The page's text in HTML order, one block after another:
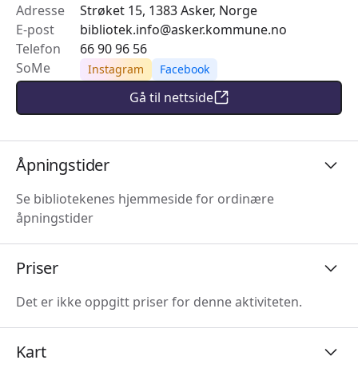
Adresse
Strøket 15, 1383 Asker, Norge
E-post
bibliotek.info@asker.kommune.no
Telefon
66 90 96 56
SoMe
Instagram Facebook
Gå til nettside
Åpningstider
Se bibliotekenes hjemmeside for ordinære
åpningstider
Priser
Det er ikke oppgitt priser for denne aktiviteten.
Kart